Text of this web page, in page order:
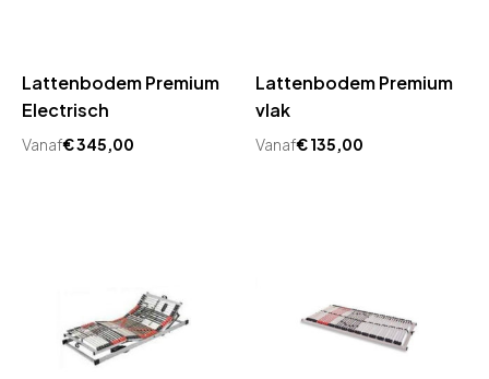
Lattenbodem Premium
Electrisch
Vanaf€345,00
Lattenbodem Premium
vlak
Vanaf€135,00